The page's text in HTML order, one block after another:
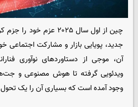
چین از اول سال ۲۰۲۵ عزم
جدید، پویایی بازار و مشارکت اجتماعی
آن، موجی از دستاوردهای نوآوری
ویدئویی گرفته تا هوش مصنوعی و
وجود آمده است که بسیاری آن را یک تحول